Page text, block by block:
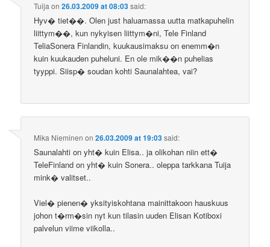
Tuija on26.03.2009 at 08:03said:
Hyv� tiet��. Olen just haluamassa uutta matkapuhelin
liittym��, kun nykyisen liittym�ni, Tele Finland
TeliaSonera Finlandin, kuukausimaksu on enemm�n
kuin kuukauden puheluni. En ole mik��n puhelias
tyyppi. Siisp� soudan kohti Saunalahtea, vai?
Mika Nieminen on26.03.2009 at 19:03said:
Saunalahti on yht� kuin Elisa.. ja olikohan niin ett�
TeleFinland on yht� kuin Sonera.. oleppa tarkkana Tuija
mink� valitset..
Viel� pienen� yksityiskohtana mainittakoon hauskuus
johon t�rm�sin nyt kun tilasin uuden Elisan Kotiboxi
palvelun viime viikolla..